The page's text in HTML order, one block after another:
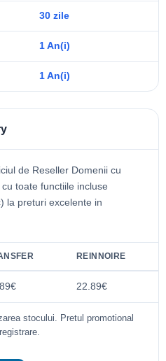
30 zile
1 An(i)
1 An(i)
de Reseller Domenii cu
toate functiile incluse
la preturi excelente in
REINNOIRE
22.89€
stocului. Pretul promotional